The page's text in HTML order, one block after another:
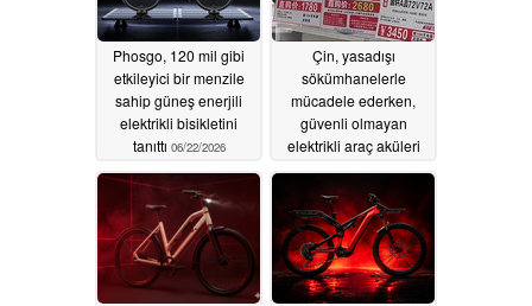
Phosgo, 120 mil gibi
etkileyici bir menzile
sahip güneş enerjili
elektrikli bisikletini
tanıttı 06/22/2026
Çin, yasadışı
sökümhanelerle
mücadele ederken,
güvenli olmayan
elektrikli araç aküleri
kullanılıyor
06/19/2026